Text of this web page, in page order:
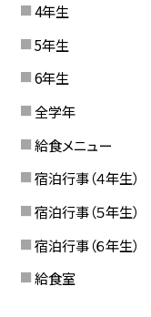
4年生
5年生
6年生
全学年
給食メニュー
宿泊行事（４年生）
宿泊行事（５年生）
宿泊行事（６年生）
給食室